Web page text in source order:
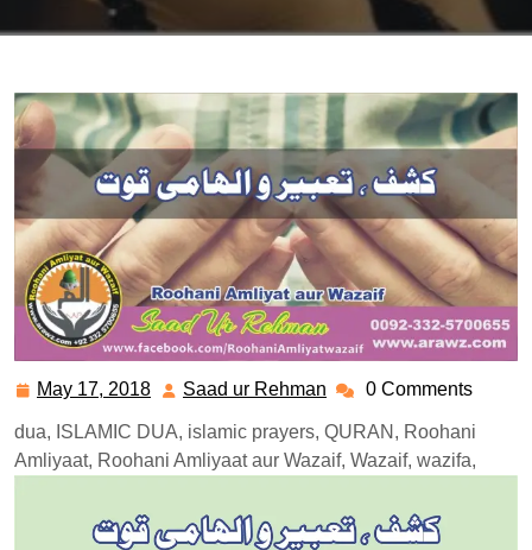
May 17, 2018 May
2018
Saad ur Rehman Saad
Rehman
0 Comments
dua, ISLAMIC DUA, islamic prayers, QURAN, Roohani
Amliyaat, Roohani Amliyaat aur Wazaif, Wazaif, wazifa,